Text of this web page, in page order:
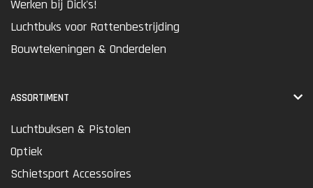
Werken bij Dick's!
Luchtbuks voor Rattenbestrijding
Bouwtekeningen & Onderdelen
ASSORTIMENT
Luchtbuksen & Pistolen
Optiek
Schietsport Accessoires